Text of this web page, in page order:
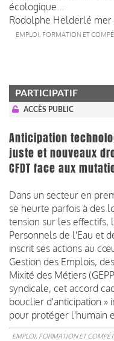
écologique...
Rodolphe Helderlé mer
EMPLOI, FORMATION ET
PARTICIPATIF
ACCÈS PUBLIC
Anticipation
juste et nouveaux
CFDT face aux
Dans un secteur en
se heurte parfois à des
tension sur les effectifs,
Personnels de l'Eau et
inscrit ses actions au
Gestion des Emplois,
Mixité des Métiers
syndicale, cet accord
bouclier d'anticipation »
pour protéger l'humain
EMPLOI, FORMATION ET